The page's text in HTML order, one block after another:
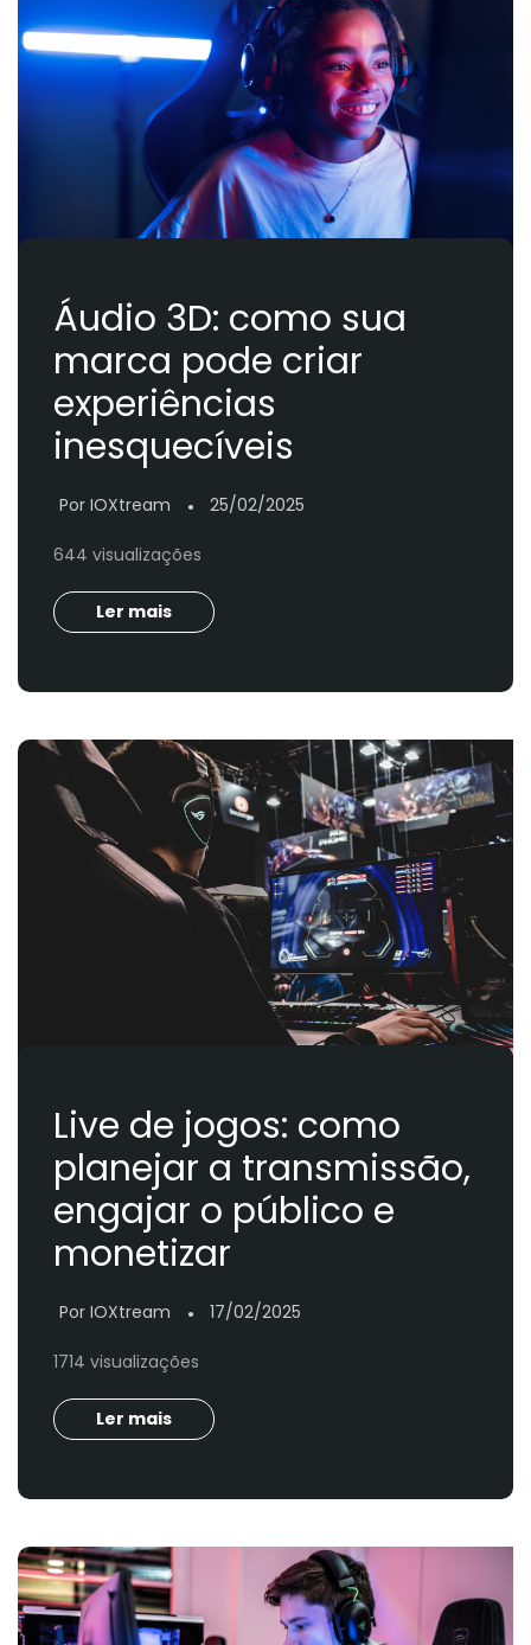
Áudio 3D: como sua
marca pode criar
experiências
inesquecíveis
Por IOXtream ● 25/02/2025
644 visualizações
Ler mais
Live de jogos: como
planejar a transmissão,
engajar o público e
monetizar
Por IOXtream ● 17/02/2025
1714 visualizações
Ler mais